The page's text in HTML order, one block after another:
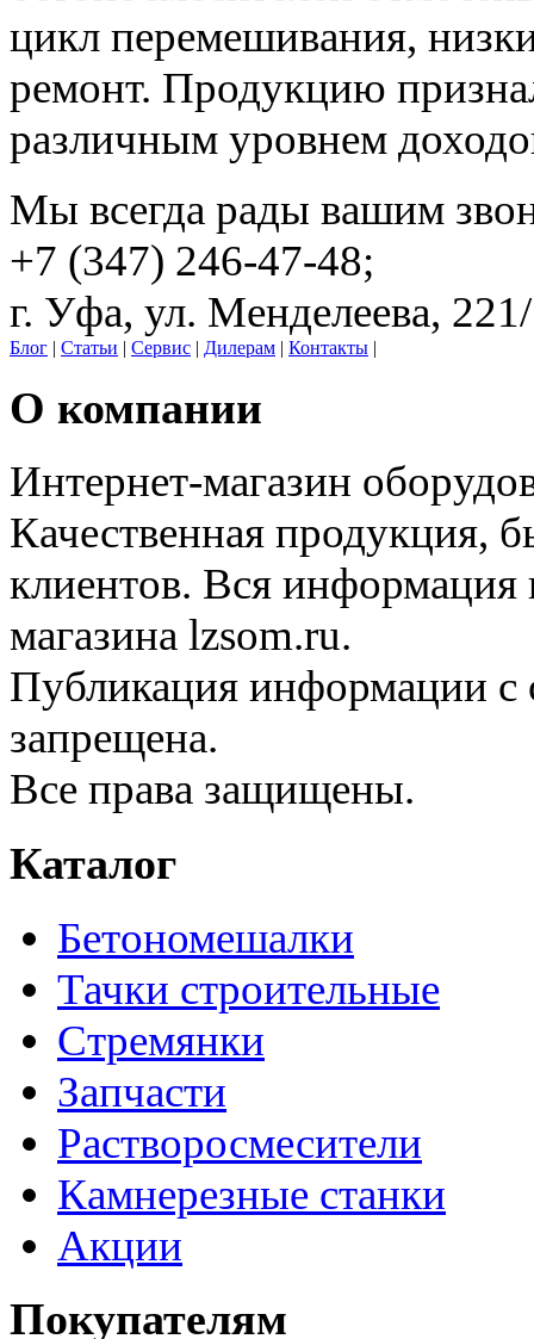
цикл перемешивания,
ремонт. Продукцию
различным уровнем
Мы всегда рады вашим
+7 (347) 246-47-48;
г. Уфа, ул. Менделеева,
Блог | Статьи | Сервис | Дилерам | Контакты |
О компании
Интернет-магазин
Качественная продукция,
клиентов. Вся информация
магазина lzsom.ru.
Публикация информации с
запрещена.
Все права защищены.
Каталог
Бетономешалки
Тачки строительные
Стремянки
Запчасти
Растворосмесители
Камнерезные станки
Акции
Покупателям